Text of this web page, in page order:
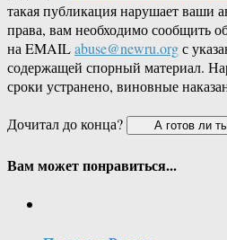
такая публикация нарушает ваши
права, вам необходимо сообщить
на EMAILabuse@newru.orgс
содержащей спорный материал.
сроки устранено, виновные
Дочитал до конца?
Вам может понравиться...